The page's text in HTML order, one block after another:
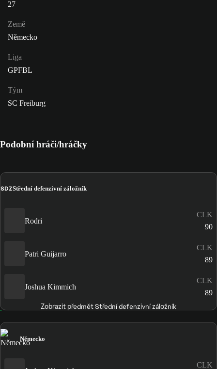
27
Země
Německo
Liga
GPFBL
Tým
SC Freiburg
Podobní hráči/hráčky
SDZStřední defenzivní záložník
Rodri
CLK
90
Patri Guijarro
CLK
89
Joshua Kimmich
CLK
89
Zobrazit předmět Střední defenzivní záložník
Německo
CLK